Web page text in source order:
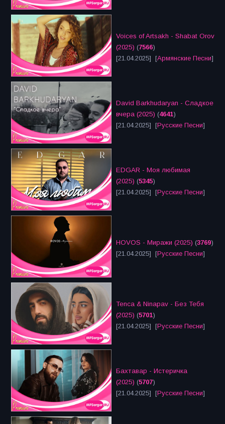
Voices of Artsakh - Shabat Orov
(2025) (7566)
[21.04.2025] [Армянские Песни]
David Barkhudaryan - Сладкое
вчера (2025) (4641)
[21.04.2025] [Русские Песни]
EDGAR - Моя любимая
(2025) (5345)
[21.04.2025] [Русские Песни]
HOVOS - Миражи (2025) (3769)
[21.04.2025] [Русские Песни]
Tenca & Ninapav - Без Тебя
(2025) (5701)
[21.04.2025] [Русские Песни]
Бахтавар - Истеричка
(2025) (5707)
[21.04.2025] [Русские Песни]